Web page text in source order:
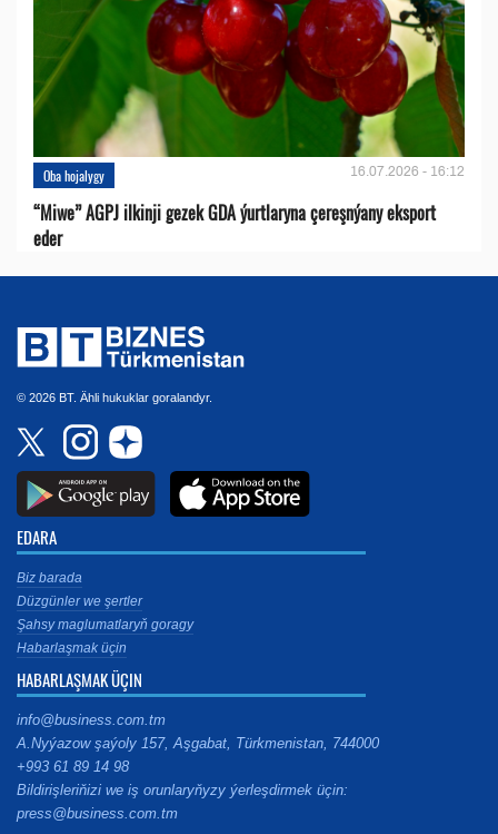
Oba hojalygy 16.07.2026 - 16:12
“Miwe” AGPJ ilkinji gezek GDA ýurtlaryna çereşnýany eksport
eder
© 2026 BT. Ähli hukuklar goralandyr.
EDARA
Biz barada
Düzgünler we şertler
Şahsy maglumatlaryň goragy
Habarlaşmak üçin
HABARLAŞMAK ÜÇIN
info@business.com.tm
A.Nyýazow şaýoly 157, Aşgabat, Türkmenistan, 744000
+993 61 89 14 98
Bildirişleriňizi we iş orunlaryňyzy ýerleşdirmek üçin:
press@business.com.tm